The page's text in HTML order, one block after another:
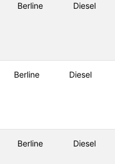
Berline Diesel
Berline Diesel
Berline Diesel